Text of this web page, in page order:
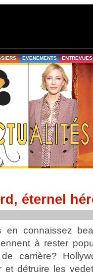
EVENEMENTS ENTREVUES
éternel
en connaissez
à rester
carrière?
et détruire les